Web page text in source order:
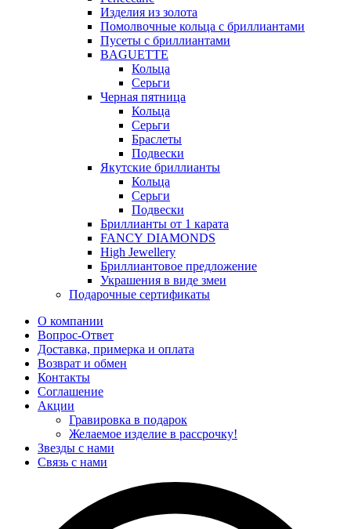
Изделия из золота
Помолвочные кольца с бриллиантами
Пусеты с бриллиантами
BAGUETTE
Кольца
Серьги
Черная пятница
Кольца
Серьги
Браслеты
Подвески
Якутские бриллианты
Кольца
Серьги
Подвески
Бриллианты от 1 карата
FANCY DIAMONDS
High Jewellery
Бриллиантовое предложение
Украшения в виде змеи
Подарочные сертификаты
О компании
Вопрос-Ответ
Доставка, примерка и оплата
Возврат и обмен
Контакты
Соглашение
Акции
Гравировка в подарок
Желаемое изделие в рассрочку!
Звезды с нами
Связь с нами